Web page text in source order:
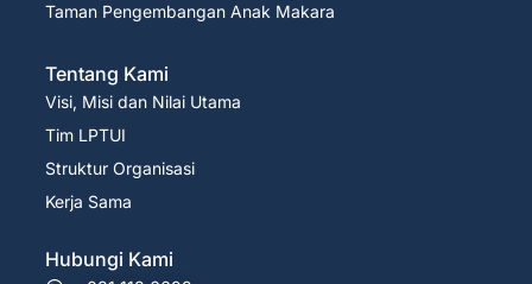
Taman Pengembangan Anak Makara
Tentang Kami
Visi, Misi dan Nilai Utama
Tim LPTUI
Struktur Organisasi
Kerja Sama
Hubungi Kami